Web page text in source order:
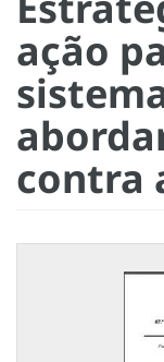
ação
contra